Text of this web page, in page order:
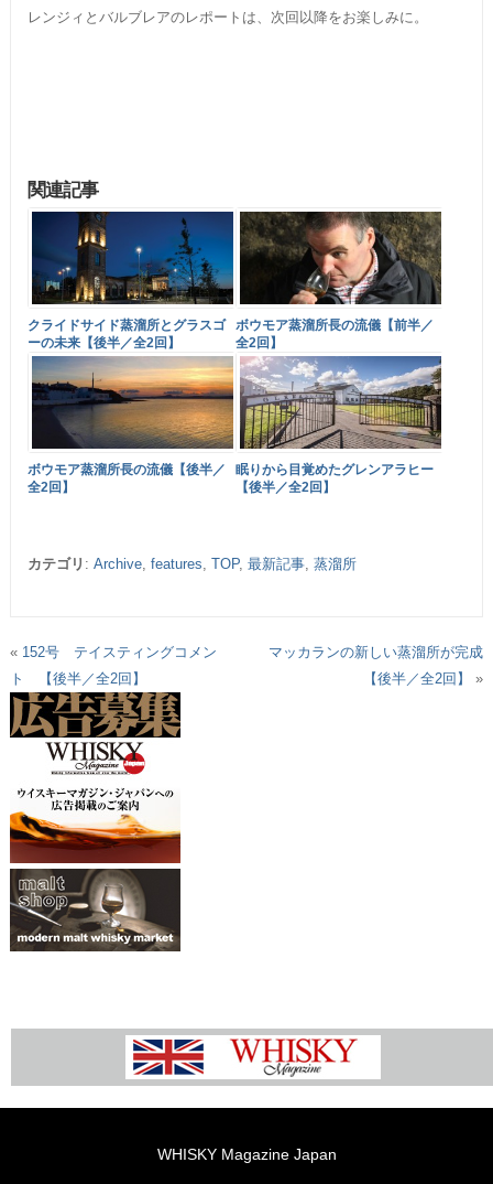
レンジィとバルブレアのレポートは、次回以降をお楽しみに。
関連記事
クライドサイド蒸溜所とグラスゴ
ーの未来【後半／全2回】
ボウモア蒸溜所長の流儀【前半／
全2回】
ボウモア蒸溜所長の流儀【後半／
全2回】
眠りから目覚めたグレンアラヒー
【後半／全2回】
カテゴリ : Archive, features TOP, 最新記事, 蒸溜所
« 152号 テイスティングコメン
ト 【後半／全2回】
マッカランの新しい蒸溜所が完成
【後半／全2回】
»
WHISKY Magazine Japan